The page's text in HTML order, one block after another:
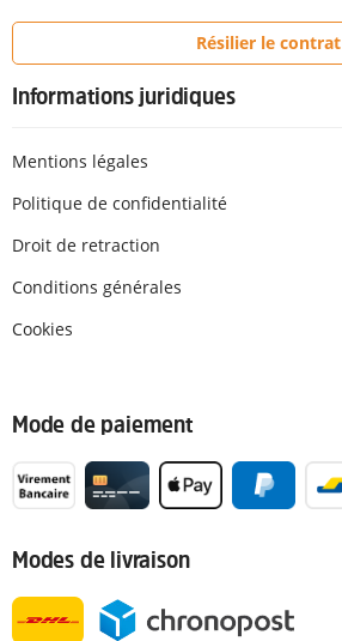
Résilier le contrat
Informations juridiques
Mentions légales
Politique de confidentialité
Droit de retraction
Conditions générales
Cookies
Mode de paiement
Modes de livraison